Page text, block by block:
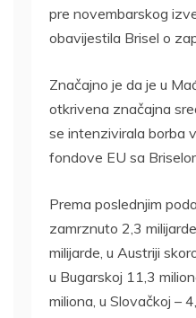
pre novembarskog
obavijestila Brisel o
Značajno je da je u
otkrivena značajna
se intenzivirala borba
fondove EU sa
Prema poslednjim
zamrznuto 2,3
milijarde, u Austriji
u Bugarskoj 11,3
miliona, u Slovačkoj –